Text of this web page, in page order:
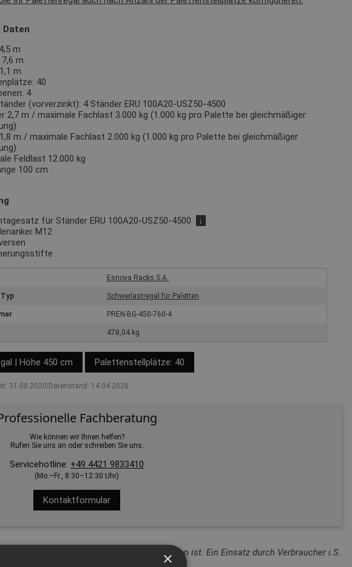
Daten
m
m
m
40
4
(vorverzinkt): 4 Ständer ERU 100A20-USZ50-4500
2,7 m / maximale Fachlast 3.000 kg (1.000 kg pro Palette bei gleichmäßiger
m / maximale Fachlast 2.000 kg (1.000 kg pro Palette bei gleichmäßiger
Feldlast 12.000 kg
100 cm
für Ständer ERU 100A20-USZ50-4500
↓
M12
Esnova Racks S.A.
Schwerlastregal für Paletten
PREN-BG-450-760-4
478,04 kg
| Höhe 450 cm Palettenstellplätze: 40
31.08.2020 Datenstand: 14.04.2026
Fachberatung
Wie können wir Ihnen helfen?
Rufen Sie uns an oder schreiben Sie uns.
Servicehotline: +49 4421 9833410
(Mo.–Fr., 8:30–12:30 Uhr)
Kontaktformular
für den gewerblichen Einsatz vorgesehen ist. Ein Einsatz durch Verbraucher i.S.
×